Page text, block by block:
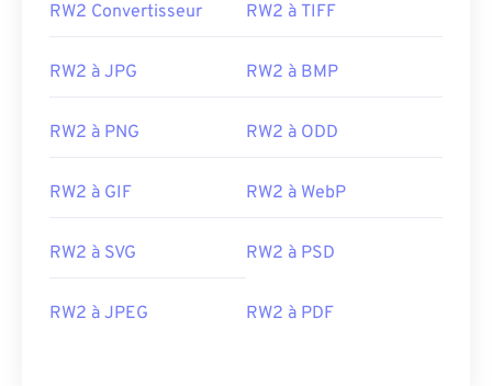
RW2 Convertisseur RW2 à TIFF
RW2 à JPG RW2 à BMP
RW2 à PNG RW2 à ODD
RW2 à GIF RW2 à WebP
RW2 à SVG RW2 à PSD
RW2 à JPEG RW2 à PDF